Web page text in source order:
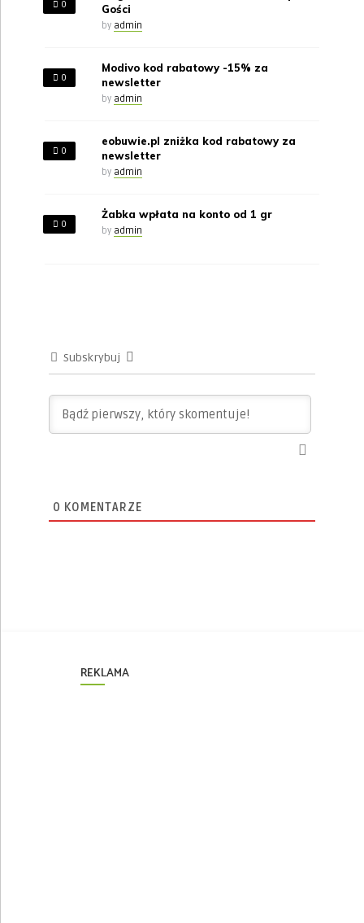
0
Gości
by admin
0
Modivo kod rabatowy -15% za
newsletter
by admin
0
eobuwie.pl zniżka kod rabatowy za
newsletter
by admin
0
Żabka wpłata na konto od 1 gr
by admin
Subskrybuj
0 KOMENTARZE
REKLAMA